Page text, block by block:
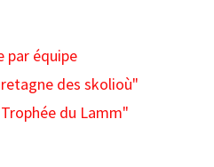
par équipe
des skolioù"
du Lamm"